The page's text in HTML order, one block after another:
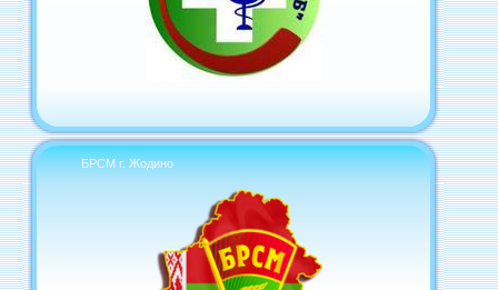
БРСМ г. Жодино